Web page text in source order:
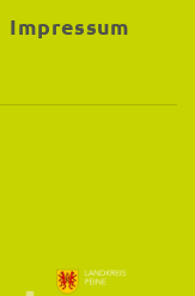
Impressum